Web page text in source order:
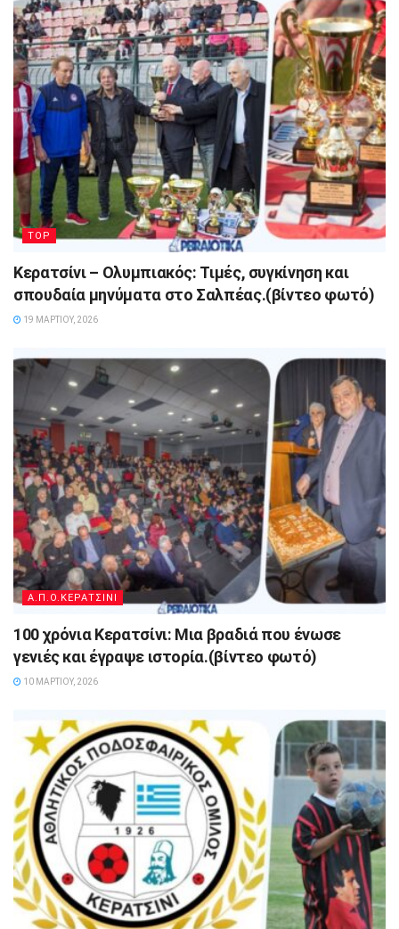
TOP
Κερατσίνι – Ολυμπιακός: Τιμές, συγκίνηση και
σπουδαία μηνύματα στο Σαλπέας.(βίντεο φωτό)
19 ΜΑΡΤΊΟΥ, 2026
Α.Π.Ο.ΚΕΡΑΤΣΙΝΙ
100 χρόνια Κερατσίνι: Μια βραδιά που ένωσε
γενιές και έγραψε ιστορία.(βίντεο φωτό)
10 ΜΑΡΤΊΟΥ, 2026